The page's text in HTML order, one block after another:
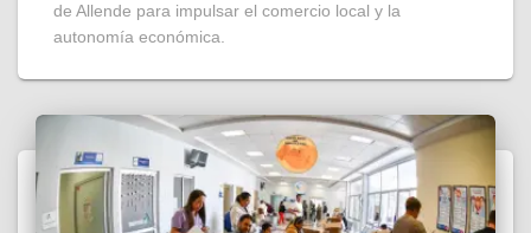
de Allende para impulsar el comercio local y la
autonomía económica.